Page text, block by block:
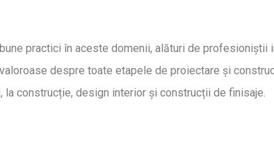
practici în aceste domenii, alături de profesioniștii
despre toate etapele de proiectare și
construcție, design interior și construcții de finisaje.